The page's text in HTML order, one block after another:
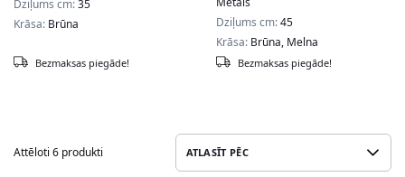
Dziļums cm:35
Krāsa: Brūna
Bezmaksas piegāde!
Dziļums cm:45
Krāsa: Brūna, Melna
Bezmaksas piegāde!
Attēloti 6 produkti